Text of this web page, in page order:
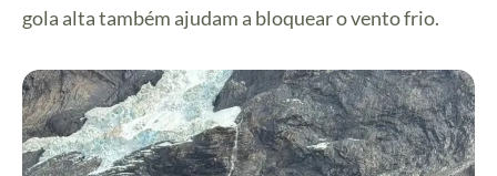
gola alta também ajudam a bloquear o vento frio.